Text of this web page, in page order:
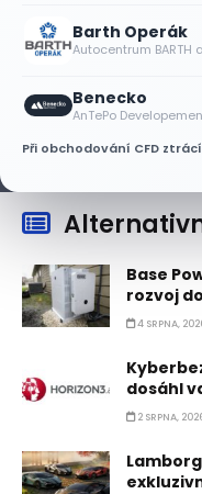
Barth Operák
Autocentrum BARTH
Benecko
AnTePo
Při obchodování CFD
Micron
trhu
Base
rozvoj
4 SRPNA,
dosáhl
2 SRPNA,